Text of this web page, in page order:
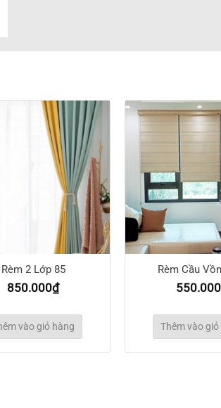
Rèm 2 Lớp 85
850.000₫
vào giỏ hàng
Rèm Cầu
550.000
Thêm vào giỏ